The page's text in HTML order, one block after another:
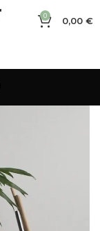
0 0,00 €